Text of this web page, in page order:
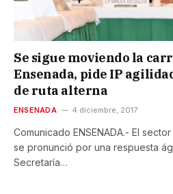
Se sigue moviendo la
Ensenada, pide IP
de ruta alterna
ENSENADA 4 diciembre, 2017
Comunicado ENSENADA.- El
se pronunció por una respuesta
Secretaría…